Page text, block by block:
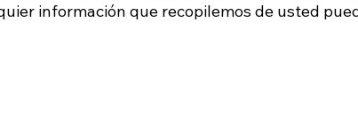
información que recopilemos de usted